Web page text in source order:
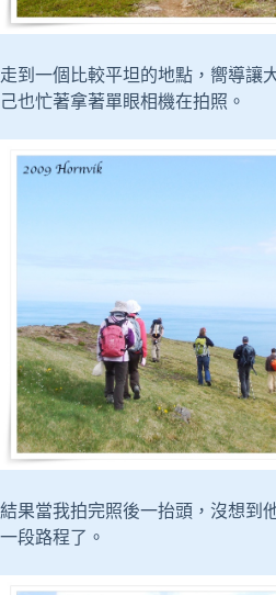
走到一個比較平坦的地點，嚮導讓
己也忙著拿著單眼相機在拍照。
結果當我拍完照後一抬頭，沒想到
一段路程了。